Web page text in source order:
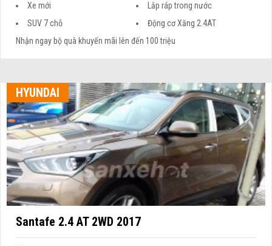
Xe mới
Lắp ráp trong nước
SUV 7 chỗ
Động cơ Xăng 2.4AT
Nhận ngay bộ quà khuyến mãi lên đến 100 triệu
HYUNDAI
Santafe 2.4 AT 2WD 2017